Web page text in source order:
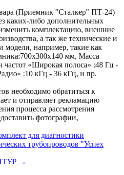
(Приемник "Сталкер" ПТ-24)
каких-либо дополнительных
комплектацию, внешние
а так же технические и
модели, например, такие как
700x300x140 мм, Масса
частот «Широкая полоса» :48 Гц -
:10 кГц - 36 кГц, и пр.
необходимо обратиться к
и отправляет рекламацию
процесса рассмотрения
фотографии,
для диагностики
трубопроводов "Успех
→